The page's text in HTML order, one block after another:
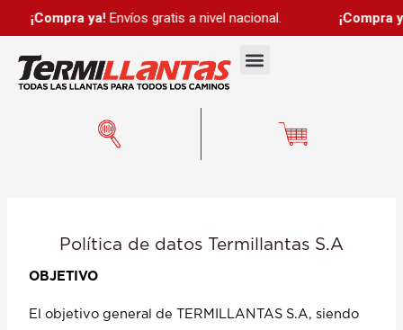
al
contenido
ya!Envíos gratis a nivel nacional. ¡Compra ya!
Menú
Política de datos Termillantas S.A
OBJETIVO
El objetivo general de TERMILLANTAS S.A, siendo